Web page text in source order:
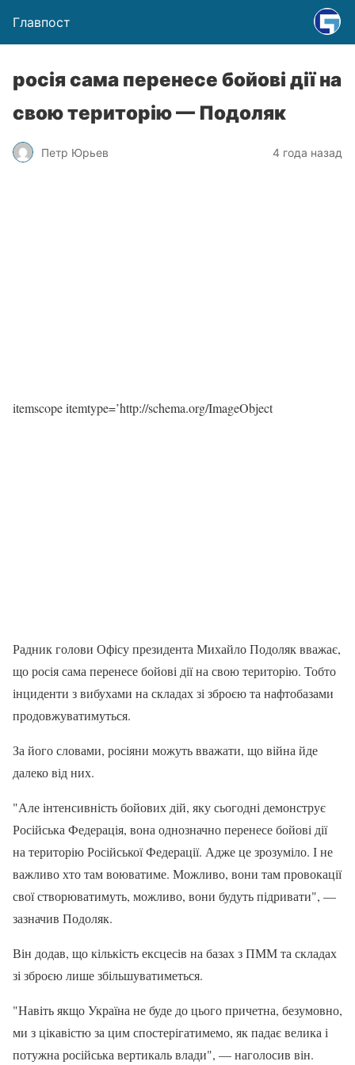
Главпост
росія сама перенесе бойові дії на
свою територію — Подоляк
Петр Юрьев 4 года назад
itemscope itemtype=’http://schema.org/ImageObject
Радник голови Офісу президента Михайло Подоляк вважає,
що росія сама перенесе бойові дії на свою територію. Тобто
інциденти з вибухами на складах зі зброєю та нафтобазами
продовжуватимуться.
За його словами, росіяни можуть вважати, що війна йде
далеко від них.
"Але інтенсивність бойових дій, яку сьогодні демонструє
Російська Федерація, вона однозначно перенесе бойові дії
на територію Російської Федерації. Адже це зрозуміло. І не
важливо хто там воюватиме. Можливо, вони там провокації
свої створюватимуть, можливо, вони будуть підривати", —
зазначив Подоляк.
Він додав, що кількість ексцесів на базах з ПММ та складах
зі зброєю лише збільшуватиметься.
"Навіть якщо Україна не буде до цього причетна, безумовно,
ми з цікавістю за цим спостерігатимемо, як падає велика і
потужна російська вертикаль влади", — наголосив він.